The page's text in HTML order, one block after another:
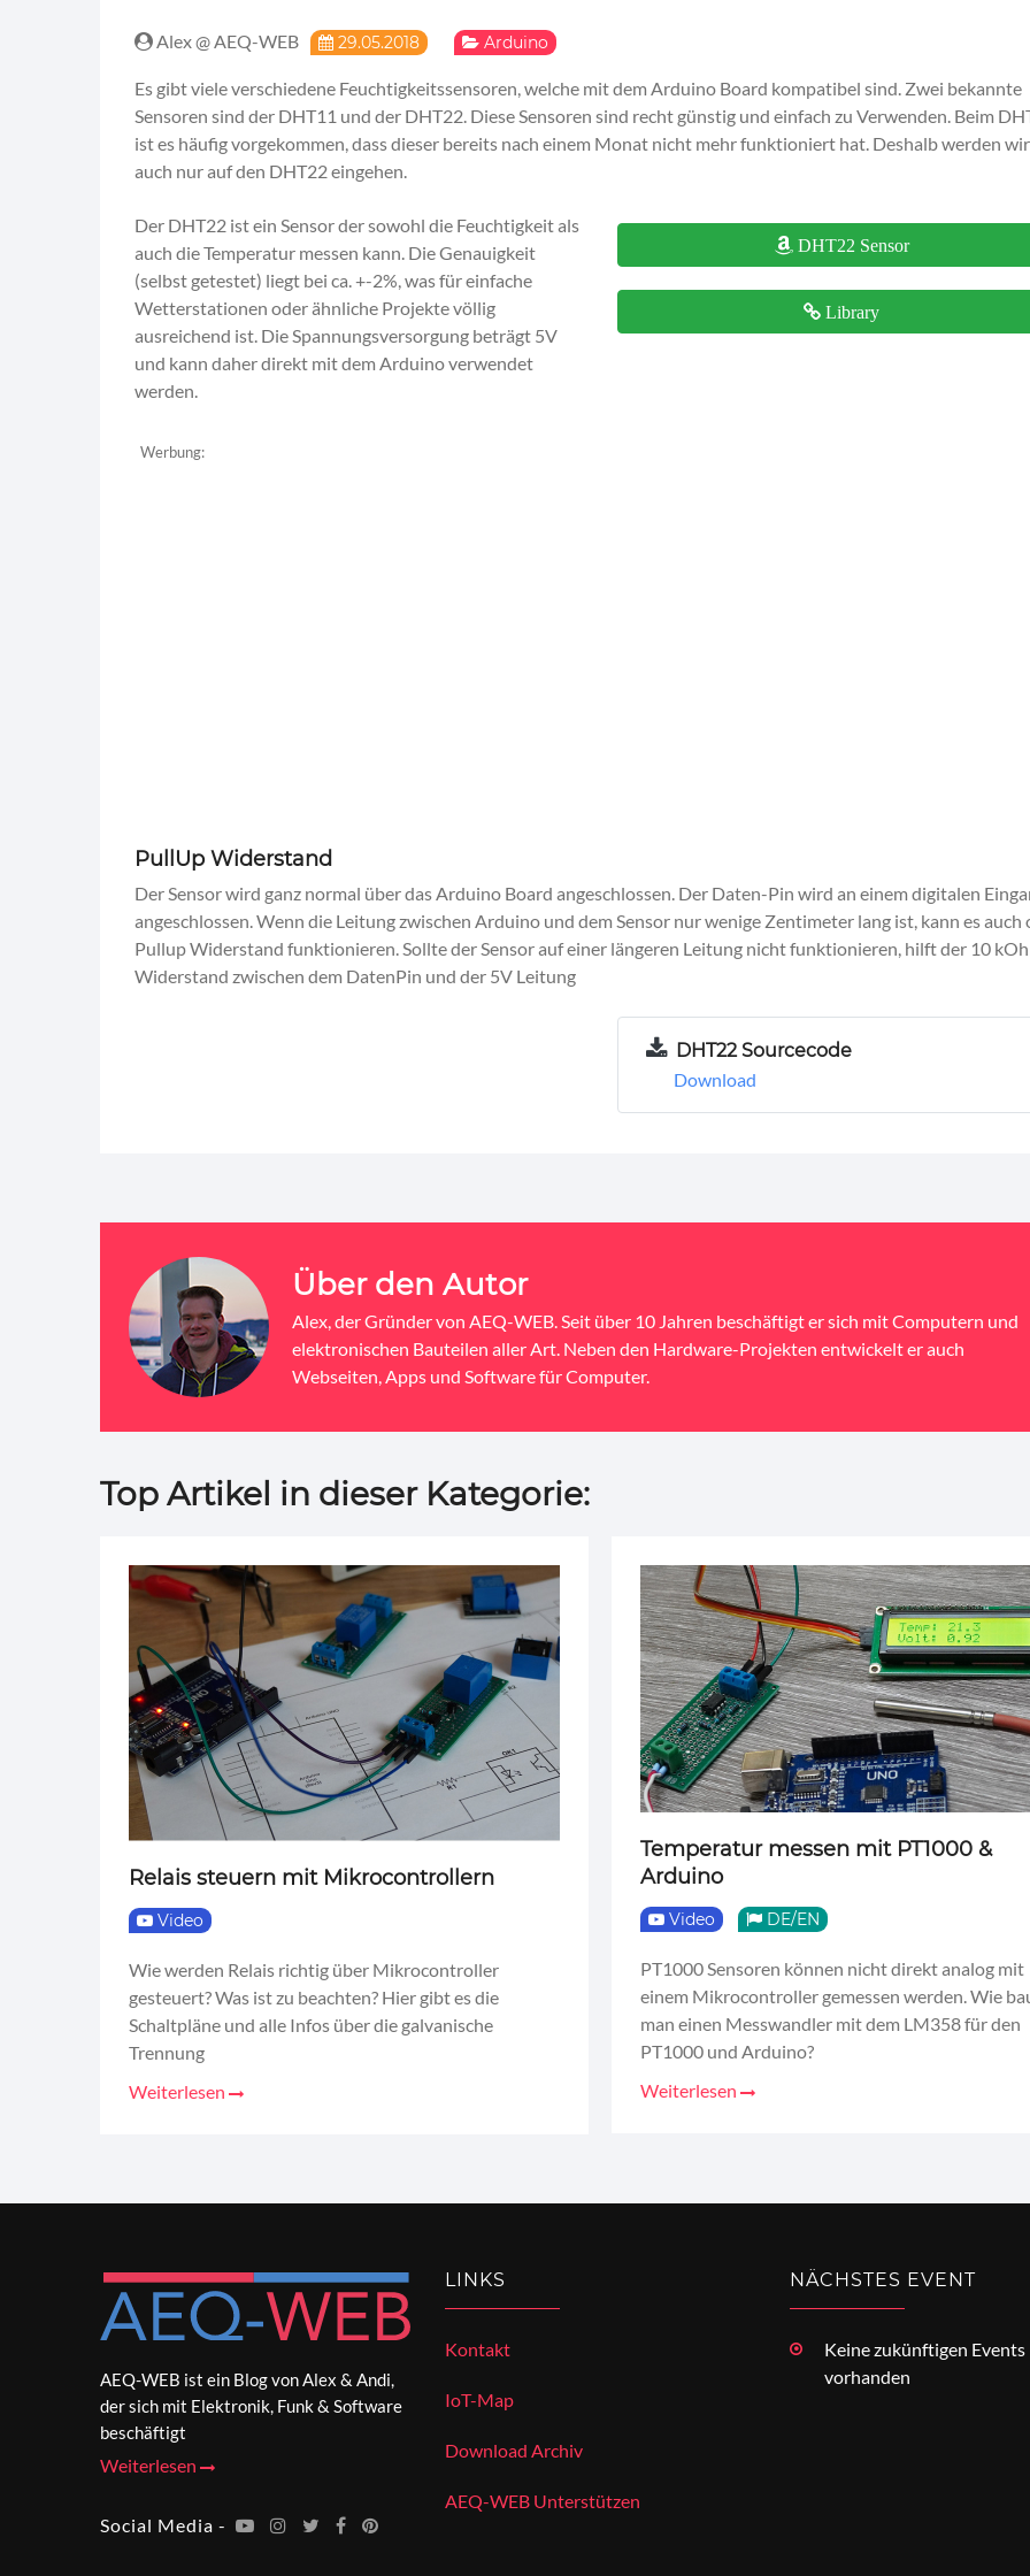
Alex @ AEQ-WEB 29.05.2018 Arduino
Es gibt viele verschiedene Feuchtigkeitssensoren, welche mit dem Arduino Board kompatibel sind. Zwei bekannte
Sensoren sind der DHT11 und der DHT22. Diese Sensoren sind recht günstig und einfach zu Verwenden. Beim
ist es häufig vorgekommen, dass dieser bereits nach einem Monat nicht mehr funktioniert hat. Deshalb werden
auch nur auf den DHT22 eingehen.
Der DHT22 ist ein Sensor der sowohl die Feuchtigkeit als
auch die Temperatur messen kann. Die Genauigkeit
(selbst getestet) liegt bei ca. +-2%, was für einfache
Wetterstationen oder ähnliche Projekte völlig
ausreichend ist. Die Spannungsversorgung beträgt 5V
und kann daher direkt mit dem Arduino verwendet
werden.
DHT22 Sensor
Library
Werbung:
PullUp Widerstand
Der Sensor wird ganz normal über das Arduino Board angeschlossen. Der Daten-Pin wird an einem digitalen
angeschlossen. Wenn die Leitung zwischen Arduino und dem Sensor nur wenige Zentimeter lang ist, kann es auch
Pullup Widerstand funktionieren. Sollte der Sensor auf einer längeren Leitung nicht funktionieren, hilft der 10
Widerstand zwischen dem DatenPin und der 5V Leitung
DHT22 Sourcecode
Download
Über den Autor
Alex, der Gründer von AEQ-WEB. Seit über 10 Jahren beschäftigt er sich mit Computern und
elektronischen Bauteilen aller Art. Neben den Hardware-Projekten entwickelt er auch
Webseiten, Apps und Software für Computer.
Top Artikel in dieser Kategorie:
Relais steuern mit Mikrocontrollern
Video
Wie werden Relais richtig über Mikrocontroller
gesteuert? Was ist zu beachten? Hier gibt es die
Schaltpläne und alle Infos über die galvanische
Trennung
Weiterlesen
Temperatur messen mit PT1000 &
Arduino
Video DE/EN
PT1000 Sensoren können nicht direkt analog mit
einem Mikrocontroller gemessen werden. Wie
man einen Messwandler mit dem LM358 für den
PT1000 und Arduino?
Weiterlesen
AEQ-WEB ist ein Blog von Alex & Andi,
der sich mit Elektronik, Funk & Software
beschäftigt
Weiterlesen
Social Media -
LINKS
Kontakt
IoT-Map
Download Archiv
AEQ-WEB Unterstützen
NÄCHSTES EVENT
Keine zukünftigen Events
vorhanden